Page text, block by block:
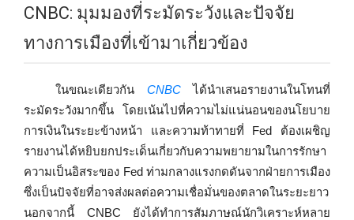
CNBC: มุมมองที่ระมัดระวังและปัจจัย
ทางการเมืองที่เข้ามาเกี่ยวข้อง
ในขณะเดียวกัน CNBCได้นำเสนอรายงานในโทนที่
ระมัดระวังมากขึ้น โดยเน้นไปที่ความไม่แน่นอนของนโยบาย
การเงินในระยะข้างหน้า และความท้าทายที่ Fed ต้องเผชิญ
รายงานได้หยิบยกประเด็นเกี่ยวกับความพยายามในการรักษา
ความเป็นอิสระของ Fed ท่ามกลางแรงกดดันจากฝ่ายการเมือง
ซึ่งเป็นปัจจัยที่อาจส่งผลต่อความเชื่อมั่นของตลาดในระยะยาว
นอกจากนี้ CNBC ยังได้ทำการสัมภาษณ์นักวิเคราะห์หลาย